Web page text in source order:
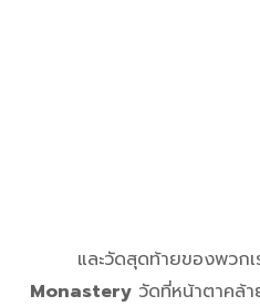
และวัดสุดท้ายของพวกเ
Monastery วัดที่หน้าตาคล้า